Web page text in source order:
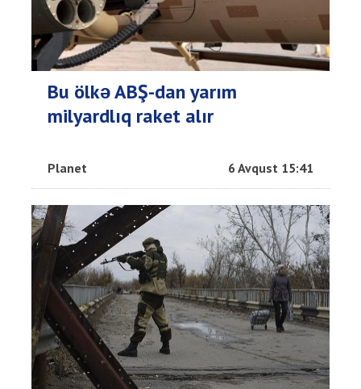
Bu ölkə ABŞ-dan yarım
milyardlıq raket alır
Planet 6 Avqust 15:41